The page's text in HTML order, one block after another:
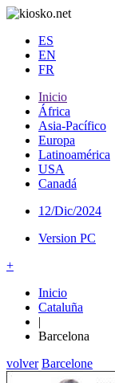
ES
EN
FR
Inicio
África
Asia-Pacífico
Europa
Latinoamérica
USA
Canadá
12/Dic/2024
Version PC
+
Inicio
Cataluña
|
Barcelona
volver Barcelone